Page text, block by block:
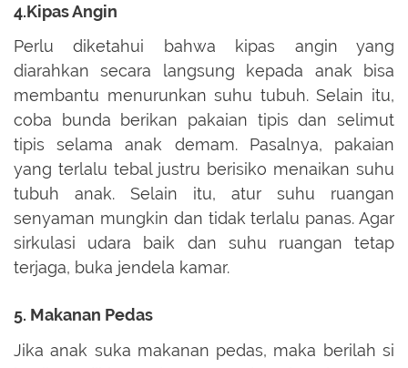
4.Kipas Angin
Perlu diketahui bahwa kipas angin yang
diarahkan secara langsung kepada anak bisa
membantu menurunkan suhu tubuh. Selain itu,
coba bunda berikan pakaian tipis dan selimut
tipis selama anak demam. Pasalnya, pakaian
yang terlalu tebal justru berisiko menaikan suhu
tubuh anak. Selain itu, atur suhu ruangan
senyaman mungkin dan tidak terlalu panas. Agar
sirkulasi udara baik dan suhu ruangan tetap
terjaga, buka jendela kamar.
5. Makanan Pedas
Jika anak suka makanan pedas, maka berilah si